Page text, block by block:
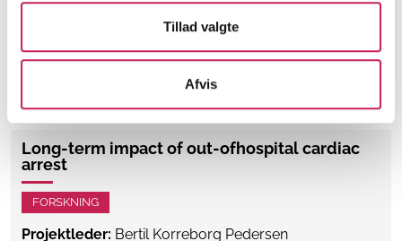
Tillad valgte
Afvis
Bevilling:400.000
Long-term impact of out-ofhospital cardiac
arrest
FORSKNING
Projektleder: Bertil Korreborg Pedersen